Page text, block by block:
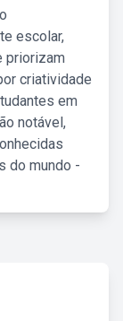
escolar,
priorizam
criatividade
em
notável,
do mundo -